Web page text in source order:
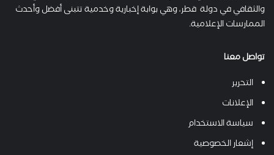
والثقافي في دولة قطر، وهي بوابة إخبارية وخدمية تتبنى أفضل وأحدث
الممارسات الإعلامية.
تواصل معنا
التحرير
الإعلانات
سياسة الاستخدام
إشعار الخصوصية